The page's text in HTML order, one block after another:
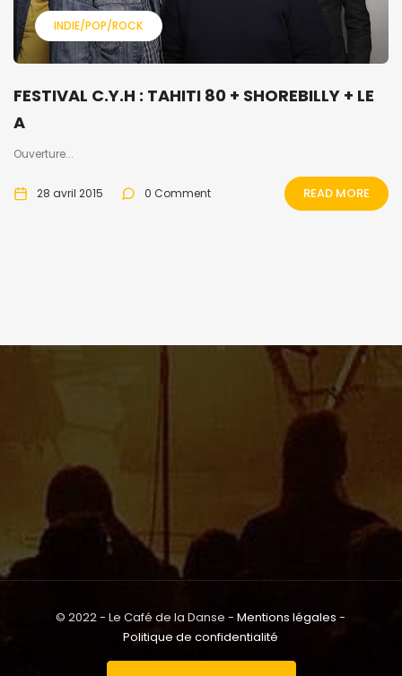
INDIE/POP/ROCK
FESTIVAL C.Y.H : TAHITI 80 + SHOREBILLY + LE
A
Ouverture...
28 avril 2015 0 Comment READ MORE
© 2022 - Le Café de la Danse -Mentions légales -
Politique de confidentialité